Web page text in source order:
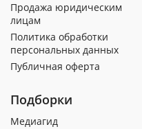
Продажа юридическим
лицам
Политика обработки
персональных данных
Публичная оферта
Подборки
Медиагид